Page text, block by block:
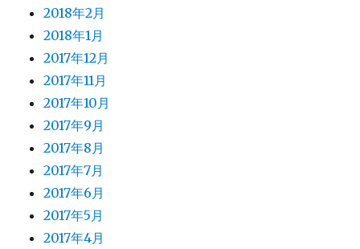
2018年2月
2018年1月
2017年12月
2017年11月
2017年10月
2017年9月
2017年8月
2017年7月
2017年6月
2017年5月
2017年4月